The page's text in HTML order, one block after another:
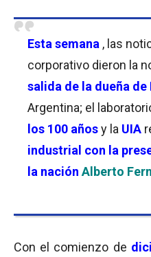
Esta semana , las
corporativo dieron la
salida de la dueña de
Argentina; el
los 100 añosy la UIA
industrial con la
la nación Alberto
Con el comienzo de